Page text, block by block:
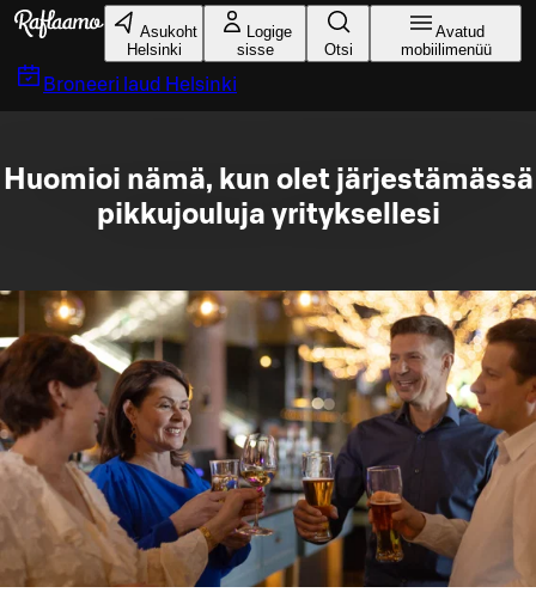
Liigu peamise sisu juurde
Asukoht
Helsinki
Logige
sisse
Otsi
Avatud
mobiilimenüü
Broneeri laud Helsinki
Huomioi nämä, kun olet järjestämässä
pikkujouluja yrityksellesi